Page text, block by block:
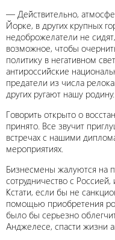
— Действительно,
Йорке, в других крупных
недоброжелатели не
возможное, чтобы
политику в негативном
антироссийские
предатели из числа
других ругают нашу родину.
Говорить открыто о
принято. Все звучит
встречах с нашими
мероприятиях.
Бизнесмены жалуются на
сотрудничество с
Кстати, если бы не
помощью приобретения
было бы серьезно
Анджелесе, спасти жизни